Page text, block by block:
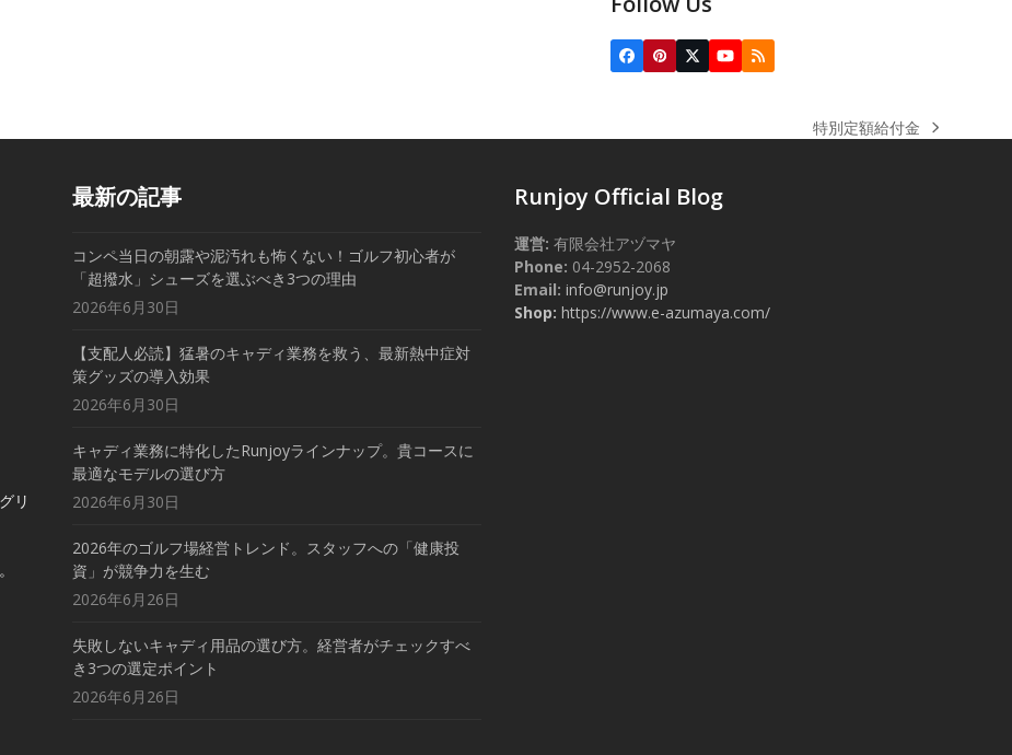
Facebook
Pinterest
Twitter
(deprecated)
YouTube
RSS
next
特別定額給付金
リ
最新の記事
コンペ当日の朝露や泥汚れも怖くない！ゴルフ初心者が
「超撥水」シューズを選ぶべき3つの理由
2026年6月30日
【支配人必読】猛暑のキャディ業務を救う、最新熱中症対
策グッズの導入効果
2026年6月30日
キャディ業務に特化したRunjoyラインナップ。貴コースに
最適なモデルの選び方
2026年6月30日
2026年のゴルフ場経営トレンド。スタッフへの「健康投
資」が競争力を生む
2026年6月26日
失敗しないキャディ用品の選び方。経営者がチェックすべ
き3つの選定ポイント
2026年6月26日
Runjoy Official Blog
運営: 有限会社アヅマヤ
Phone: 04-2952-2068
Email: info@runjoy.jp
Shop: https://www.e-azumaya.com/